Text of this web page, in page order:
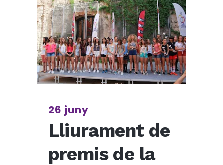
26 juny
Lliurament de
premis de la